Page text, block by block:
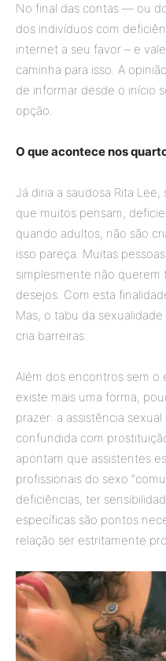
No final das contas — ou
dos indivíduos com
internet a seu favor – e
caminha para isso. A
de informar desde o início
opção.
O que acontece nos
Já diria a saudosa Rita
que muitos pensam,
quando adultos, não são
isso pareça. Muitas
simplesmente não querem
desejos. Com esta
Mas, o tabu da
cria barreiras.
Além dos encontros sem o
existe mais uma forma,
prazer: a assistência
confundida com
apontam que assistentes
profissionais do sexo
deficiências, ter
específicas são pontos
relação ser estritamente